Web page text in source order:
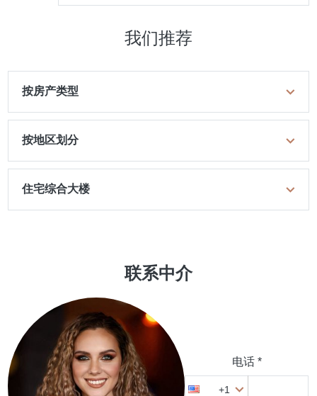
我们推荐
按房产类型
按地区划分
住宅综合大楼
联系中介
电话 *
+1